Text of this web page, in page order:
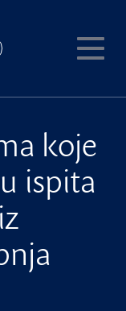
koje
ispita